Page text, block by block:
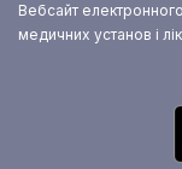
Вебсайт
медичних установ і